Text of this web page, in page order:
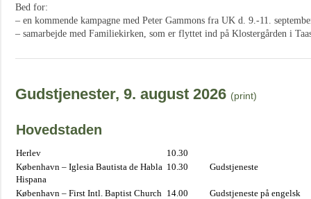
Bed for:
– en kommende kampagne med Peter Gammons fra UK d. 9.-11.
– samarbejde med Familiekirken, som er flyttet ind på Klostergården i
Gudstjenester, 9. august 2026 (print)
Hovedstaden
Herlev
10.30
København – Iglesia Bautista de Habla
Hispana
10.30 Gudstjeneste
København – First Intl. Baptist Church 14.00
Gudstjeneste på engelsk